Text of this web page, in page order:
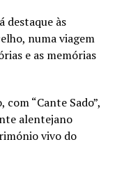
destaque às
numa viagem
e as memórias
“Cante Sado”,
alentejano
vivo do